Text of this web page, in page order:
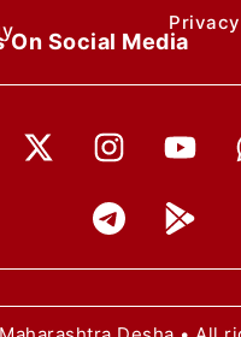
On Social Media